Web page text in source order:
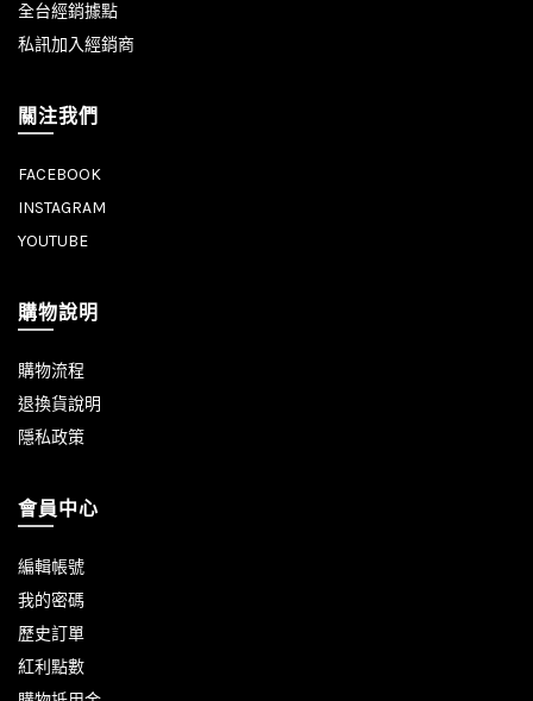
全台經銷據點
私訊加入經銷商
關注我們
FACEBOOK
INSTAGRAM
YOUTUBE
購物說明
購物流程
退換貨說明
隱私政策
會員中心
編輯帳號
我的密碼
歷史訂單
紅利點數